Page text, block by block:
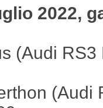
2022,
(Audi
(Audi